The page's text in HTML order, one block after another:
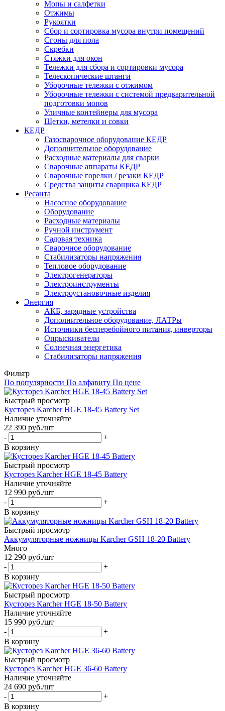
Мопы и салфетки
Отжимы
Рукоятки
Сбор и сортировка мусора внутри помещений
Сгоны для пола
Скребки
Стяжки для окон
Тележки для сбора и сортировки мусора
Телескопические штанги
Уборочные тележки с отжимом
Уборочные тележки с системой предварительной
подготовки мопов
Уличные контейнеры для мусора
Щетки, метелки и совки
КЕДР
Газосварочное оборудование КЕДР
Дополнительное оборудование
Расходные материалы для сварки
Сварочные аппараты КЕДР
Сварочные горелки / резаки КЕДР
Средства защиты сварщика КЕДР
Ресанта
Насосное оборудование
Оборудование
Расходные материалы
Ручной инструмент
Садовая техника
Сварочное оборудование
Стабилизаторы напряжения
Тепловое оборудование
Электрогенераторы
Электроинструменты
Электроустановочные изделия
Энергия
АКБ, зарядные устройства
Дополнительное оборудование, ЛАТРы
Источники бесперебойного питания, инверторы
Опрыскиватели
Солнечная энергетика
Стабилизаторы напряжения
Фильтр
По популярности По алфавиту По цене
Быстрый просмотр
Кусторез Karcher HGE 18-45 Battery Set
Наличие уточняйте
22 390 руб./шт
-
+
В корзину
Быстрый просмотр
Кусторез Karcher HGE 18-45 Battery
Наличие уточняйте
12 990 руб./шт
-
+
В корзину
Быстрый просмотр
Аккумуляторные ножницы Karcher GSH 18-20 Battery
Много
12 290 руб./шт
-
+
В корзину
Быстрый просмотр
Кусторез Karcher HGE 18-50 Battery
Наличие уточняйте
15 990 руб./шт
-
+
В корзину
Быстрый просмотр
Кусторез Karcher HGE 36-60 Battery
Наличие уточняйте
24 690 руб./шт
-
+
В корзину